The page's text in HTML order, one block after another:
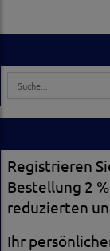
Registrieren
Bestellung 2
reduzierten
Ihr